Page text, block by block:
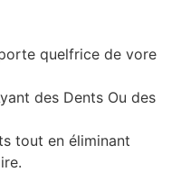
quelfrice de vore
des Dents Ou des
tout en éliminant